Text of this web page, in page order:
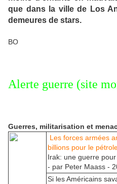
que dans la ville de Los
demeures de stars.
BO
Alerte guerre (site
Guerres, militarisation et
Les forces armées
billions pour le
Irak: une guerre
- par Peter Maass -
Si les Américains